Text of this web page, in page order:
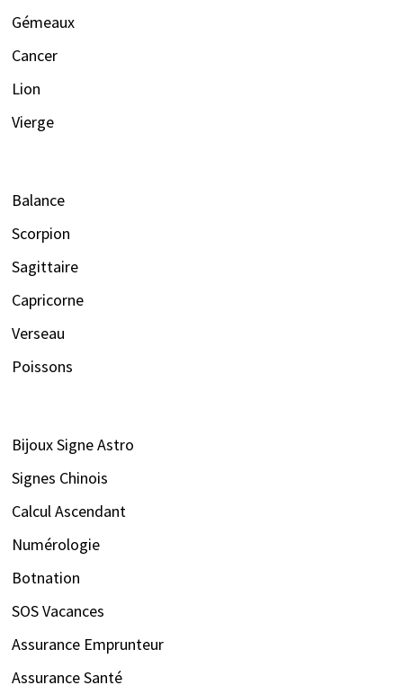
Gémeaux
Cancer
Lion
Vierge
Balance
Scorpion
Sagittaire
Capricorne
Verseau
Poissons
Bijoux Signe Astro
Signes Chinois
Calcul Ascendant
Numérologie
Botnation
SOS Vacances
Assurance Emprunteur
Assurance Santé